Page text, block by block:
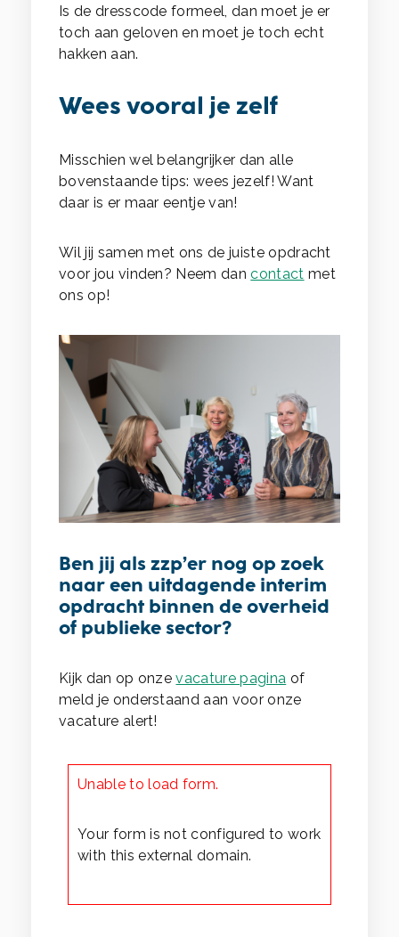
Is de dresscode formeel, dan moet je er
toch aan geloven en moet je toch echt
hakken aan.
Wees vooral je zelf
Misschien wel belangrijker dan alle
bovenstaande tips: wees jezelf! Want
daar is er maar eentje van!
Wil jij samen met ons de juiste opdracht
voor jou vinden? Neem dancontact met
ons op!
Ben jij als zzp’er nog op zoek
naar een uitdagende interim
opdracht binnen de overheid
of publieke sector?
Kijk dan op onzevacature pagina of
meld je onderstaand aan voor onze
vacature alert!
Unable to load form.
Your form is not configured to work
with this external domain.